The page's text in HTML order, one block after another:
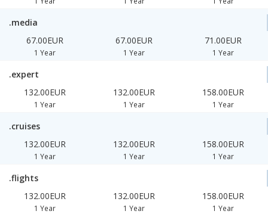
.media
67.00EUR
1 Year
67.00EUR
1 Year
71.00EUR
1 Year
.expert
132.00EUR
1 Year
132.00EUR
1 Year
158.00EUR
1 Year
.cruises
132.00EUR
1 Year
132.00EUR
1 Year
158.00EUR
1 Year
.flights
132.00EUR
1 Year
132.00EUR
1 Year
158.00EUR
1 Year